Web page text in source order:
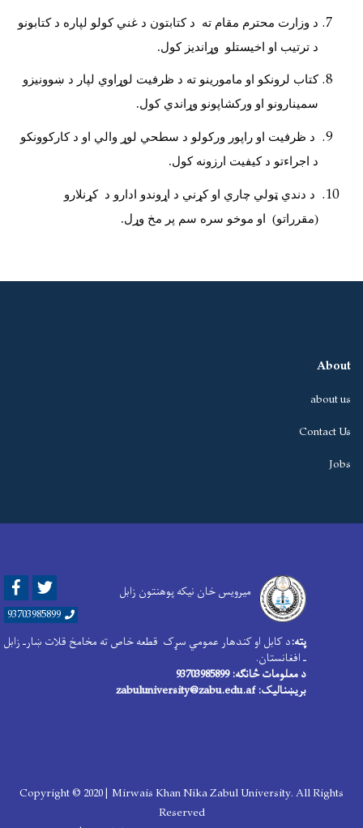
د وزارت محترم مقام ته د کتابتون د غني کولو لپاره د کتابونو
د ترتيب او اخیستلو وړانديز کول.
کتاب لرونکو او مامورينو ته د ظرفيت لوړاوي لپار د ښوونيزو
سمينارونو او ورکشاپونو وړاندي کول.
د ظرفيت او راپور ورکولو د سطحي لوړ والي او د کارکوونکو
د اجراءتو د کيفيت ارزونه کول.
د دندي ټولي چاري او کړني د اړوندو ادارو د کړنلارو
(مقرراتو) او موخو سره سم پر مخ وړل.
About
about us
Contact Us
Jobs
میرویس خان نیکه پوهنتون زابل Facebook
93703985899
پته:د کابل او کندهار عمومي سړک قطعه خاص ته مخامخ قلات ښارـ زابل
ـ افغانستان.
د معلومات څانګه: 93703985899
بریښنالیک: zabuluniversity@zabu.edu.af
Copyright © 2020 | Mirwais Khan Nika Zabul University. All Rights
Reserved